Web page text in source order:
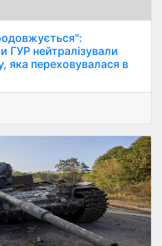
ГУР нейтралізували
яка переховувалася в